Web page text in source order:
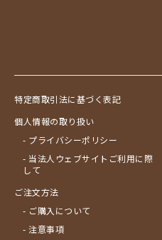
特定商取引法に基づく表記
個人情報の取り扱い
- プライバシーポリシー
- 当法人ウェブサイトご利用に際
して
ご注文方法
- ご購入について
- 注意事項